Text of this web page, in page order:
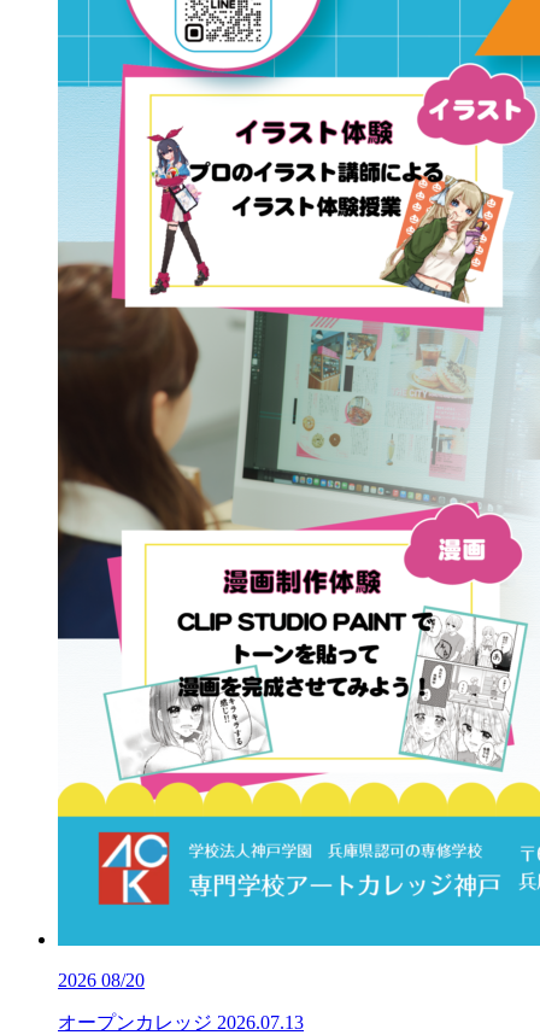
2026 08/20
オープンカレッジ 2026.07.13